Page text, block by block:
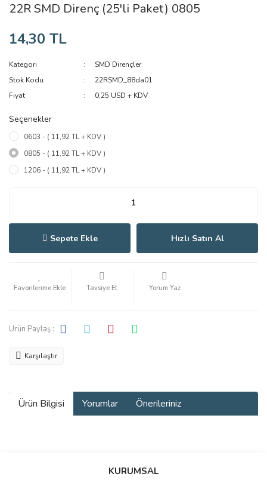
22R SMD Direnç (25'li Paket) 0805
14,30 TL
Kategori
SMD Dirençler
Stok Kodu
22RSMD_88da01
Fiyat
0,25 USD + KDV
Seçenekler
0603 - ( 11,92 TL + KDV )
0805 - ( 11,92 TL + KDV )
1206 - ( 11,92 TL + KDV )
Sepete Ekle Hızlı Satın Al
Tavsiye Et Yorum Yaz
Ürün Paylaş :
Karşılaştır
Ürün Bilgisi Yorumlar Önerileriniz
Bu ürüne ilk yorumu siz yapın!
KURUMSAL